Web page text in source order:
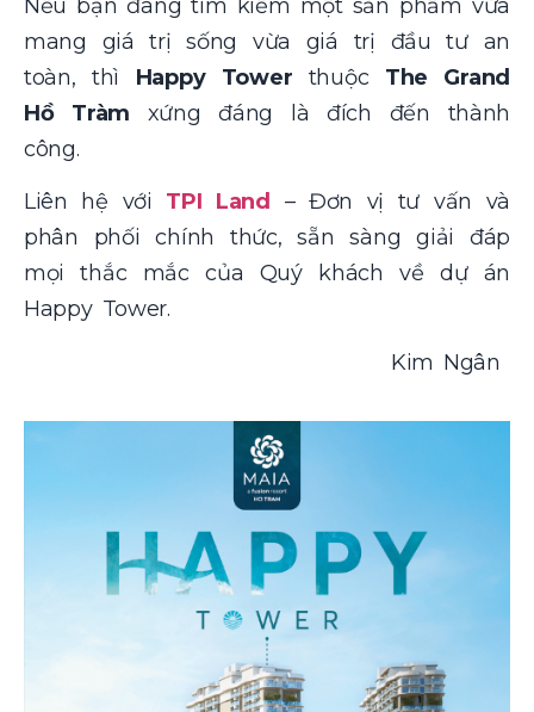
Nếu bạn đang tìm kiếm một sản phẩm vừa
mang giá trị sống vừa giá trị đầu tư an
toàn, thì Happy Tower thuộc The Grand
Hồ Tràm xứng đáng là đích đến thành
công.
Liên hệ với TPI Land – Đơn vị tư vấn và
phân phối chính thức, sẵn sàng giải đáp
mọi thắc mắc của Quý khách về dự án
Happy Tower.
Kim Ngân